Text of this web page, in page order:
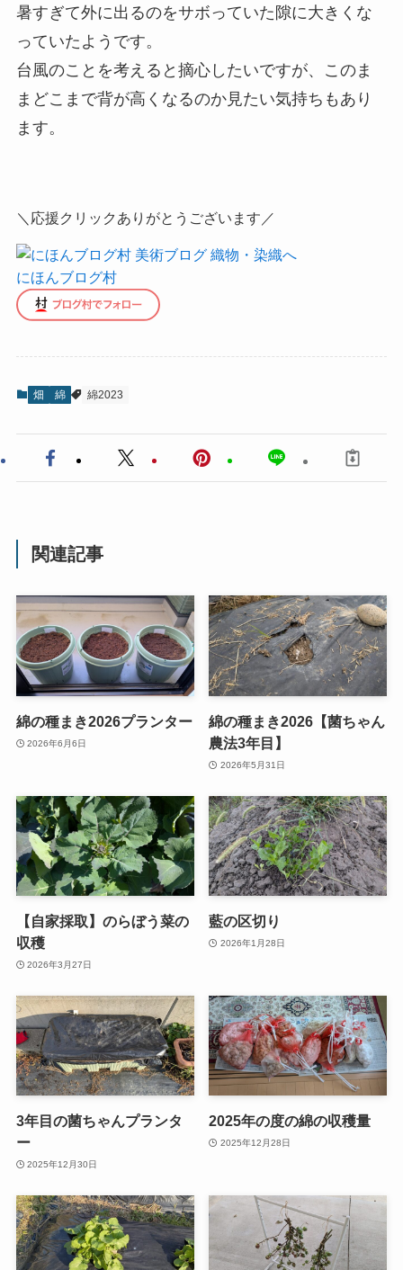
暑すぎて外に出るのをサボっていた隙に大きくな
っていたようです。
台風のことを考えると摘心したいですが、このま
まどこまで背が高くなるのか見たい気持ちもあり
ます。
＼応援クリックありがとうございます／
にほんブログ村
畑 綿 綿2023
関連記事
綿の種まき2026プランター
2026年6月6日
綿の種まき2026【菌ちゃん
農法3年目】
2026年5月31日
【自家採取】のらぼう菜の
収穫
2026年3月27日
藍の区切り
2026年1月28日
3年目の菌ちゃんプランタ
ー
2025年12月30日
2025年の度の綿の収穫量
2025年12月28日